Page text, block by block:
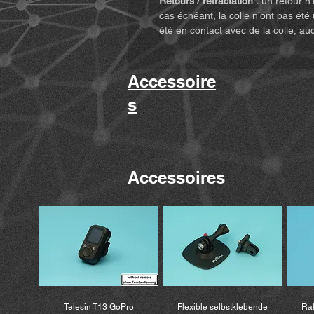
cas échéant, la colle n’ont pas
été en contact avec de la colle,
Accessoire
s
Telesin T13 GoPro
Flexible selbstklebende
Accessoires